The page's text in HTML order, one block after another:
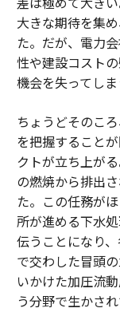
大きな期待を集
た。だが、電力
性や建設コスト
機会を失ってしま
ちょうどそのこ
を把握すること
クトが立ち上が
の燃焼から排出
た。この任務が
所が進める下水
伝うことになり
で交わした冒頭
いかけた加圧流
う分野で生かされ